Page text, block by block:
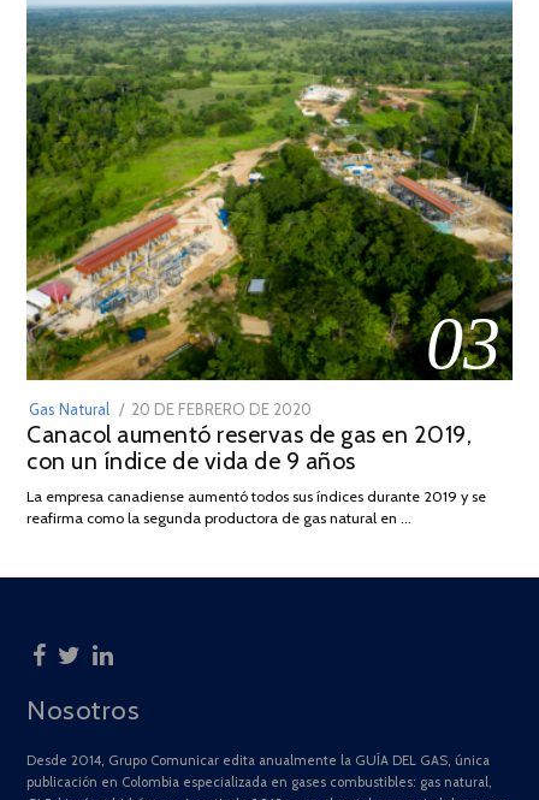
03
Gas Natural
POSTED
ON
20 DE FEBRERO DE 2020
DE
JULIO
2025
Canacol aumentó reservas de gas en 2019,
con un índice de vida de 9 años
La empresa canadiense aumentó todos sus índices durante 2019 y se
reafirma como la segunda productora de gas natural en …
Nosotros
Desde 2014, Grupo Comunicar edita anualmente la GUÍA DEL GAS, única
publicación en Colombia especializada en gases combustibles: gas natural,